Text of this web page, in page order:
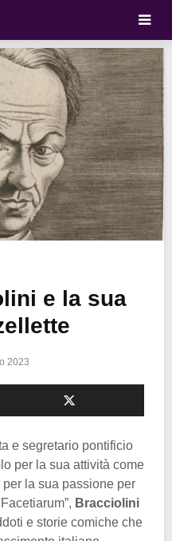
e la sua
2023
e segretario pontificio
per la sua attività come
la sua passione per
Bracciolini
e storie comiche che